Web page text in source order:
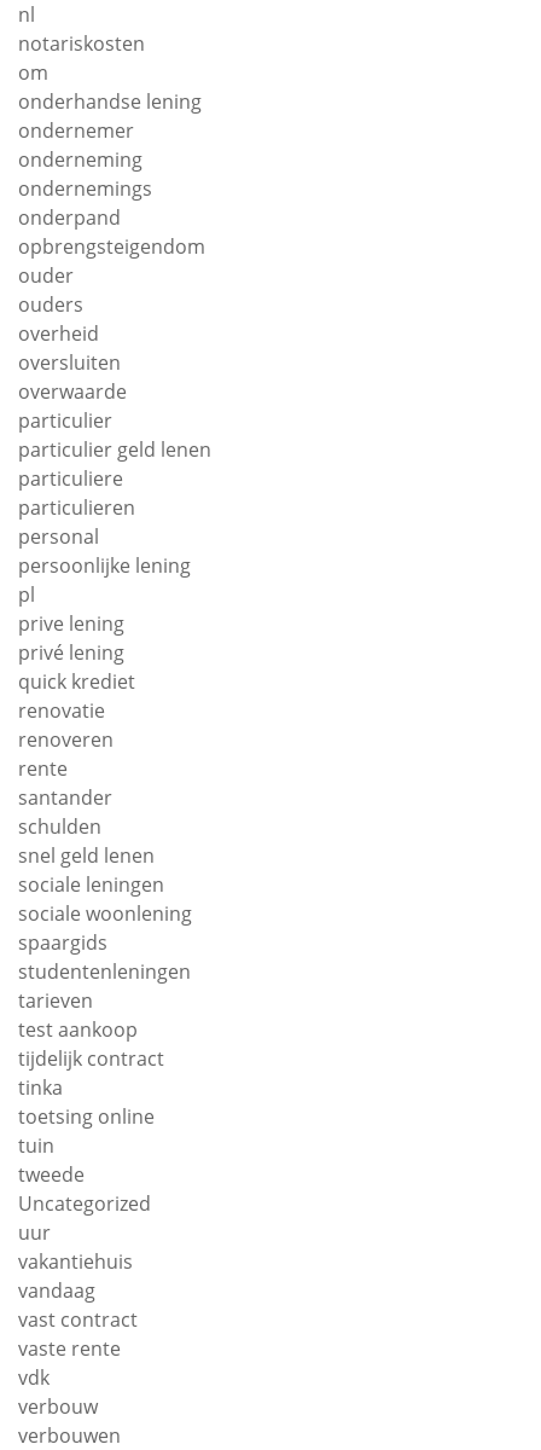
nl
notariskosten
om
onderhandse lening
ondernemer
onderneming
ondernemings
onderpand
opbrengsteigendom
ouder
ouders
overheid
oversluiten
overwaarde
particulier
particulier geld lenen
particuliere
particulieren
personal
persoonlijke lening
pl
prive lening
privé lening
quick krediet
renovatie
renoveren
rente
santander
schulden
snel geld lenen
sociale leningen
sociale woonlening
spaargids
studentenleningen
tarieven
test aankoop
tijdelijk contract
tinka
toetsing online
tuin
tweede
Uncategorized
uur
vakantiehuis
vandaag
vast contract
vaste rente
vdk
verbouw
verbouwen